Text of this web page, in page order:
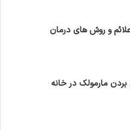
علائم و روش های درمان
مارمولک در خانه